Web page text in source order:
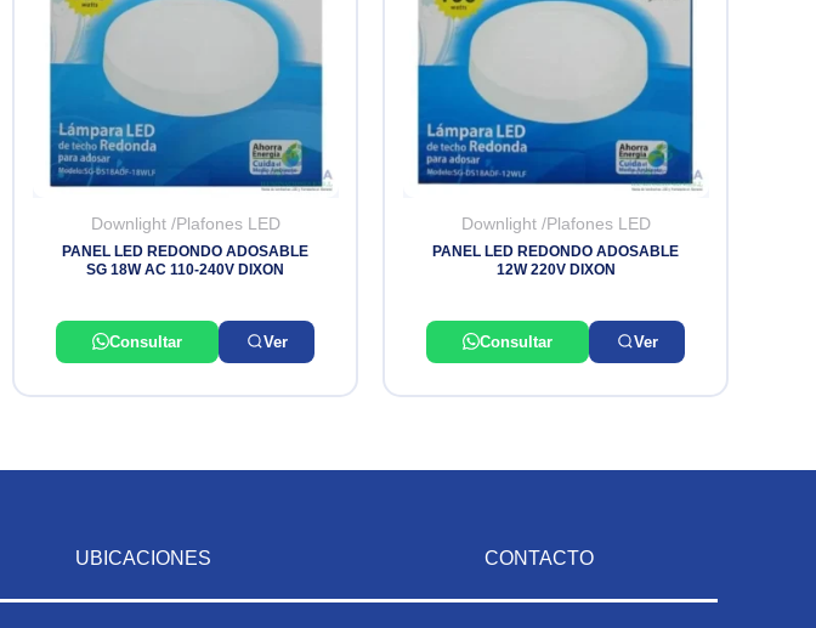
Downlight /Plafones LED
PANEL LED REDONDO ADOSABLE
SG 18W AC 110-240V DIXON
Consultar Ver
Downlight /Plafones LED
PANEL LED REDONDO ADOSABLE
12W 220V DIXON
Consultar Ver
UBICACIONES CONTACTO